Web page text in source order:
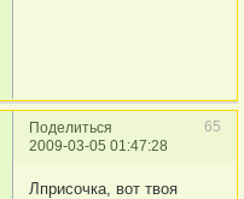
Поделиться
65
2009-03-05 01:47:28
Лприсочка, вот твоя